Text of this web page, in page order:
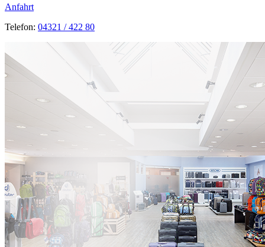
Anfahrt
Telefon: 04321 / 422 80